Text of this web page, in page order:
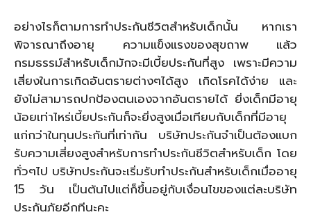
อย่างไรก็ตามการทำประกันชีวิตสำหรับเด็กนั้น หากเรา
พิจารณาถึงอายุ ความแข็งแรงของสุขถาพ แล้ว
กรมธรรม์สำหรับเด็กมักจะมีเบี้ยประกันที่สูง เพราะมีความ
เสี่ยงในการเกิดอันตรายต่างๆได้สูง เกิดโรคได้ง่าย และ
ยังไม่สามารถปกป้องตนเองจากอันตรายได้ ยิ่งเด็กมีอายุ
น้อยเท่าไหร่เบี้ยประกันก็จะยิ่งสูงเมื่อเทียบกับเด็กที่มีอายุ
แก่กว่าในทุนประกันที่เท่ากัน บริษัทประกันจำเป็นต้องแบก
รับความเสี่ยงสูงสำหรับการทำประกันชีวิตสำหรับเด็ก โดย
ทั่วๆไป บริษัทประกันจะเริ่มรับทำประกันสำหรับเด็กเมื่ออายุ
15 วัน เป็นต้นไปแต่ก็ขึ้นอยู่กับเงื่อนไขของแต่ละบริษัท
ประกันภัยอีกทีนะคะ